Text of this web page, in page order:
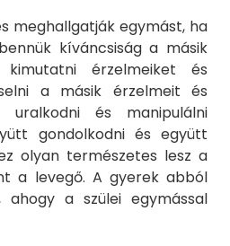
meghallgatják egymást, ha
kíváncsiság a másik
érzelmeiket és
a másik érzelmeit és
és manipulálni
gondolkodni és együtt
olyan természetes lesz a
a levegő. A gyerek abból
a szülei egymással